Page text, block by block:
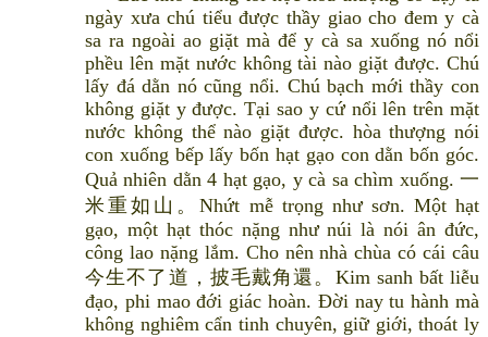
ngày xưa chú tiểu được thầy giao cho đem y cà
sa ra ngoài ao giặt mà để y cà sa xuống nó nổi
phều lên mặt nước không tài nào giặt được. Chú
lấy đá dằn nó cũng nổi. Chú bạch mới thầy con
không giặt y được. Tại sao y cứ nổi lên trên mặt
nước không thể nào giặt được. hòa thượng nói
con xuống bếp lấy bốn hạt gạo con dằn bốn góc.
Quả nhiên dằn 4 hạt gạo, y cà sa chìm xuống. 一
米重如山。Nhứt mễ trọng như sơn. Một hạt
gạo, một hạt thóc nặng như núi là nói ân đức,
công lao nặng lắm. Cho nên nhà chùa có cái câu
今生不了道，披毛戴角還。Kim sanh bất liễu
đạo, phi mao đới giác hoàn. Đời nay tu hành mà
không nghiêm cẩn tinh chuyên, giữ giới, thoát ly